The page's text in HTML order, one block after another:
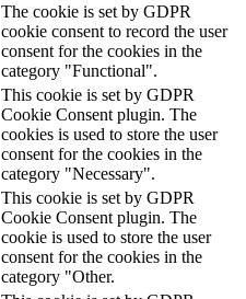
The cookie is set by GDPR
cookie consent to record the user
consent for the cookies in the
category "Functional".
This cookie is set by GDPR
Cookie Consent plugin. The
cookies is used to store the user
consent for the cookies in the
category "Necessary".
This cookie is set by GDPR
Cookie Consent plugin. The
cookie is used to store the user
consent for the cookies in the
category "Other.